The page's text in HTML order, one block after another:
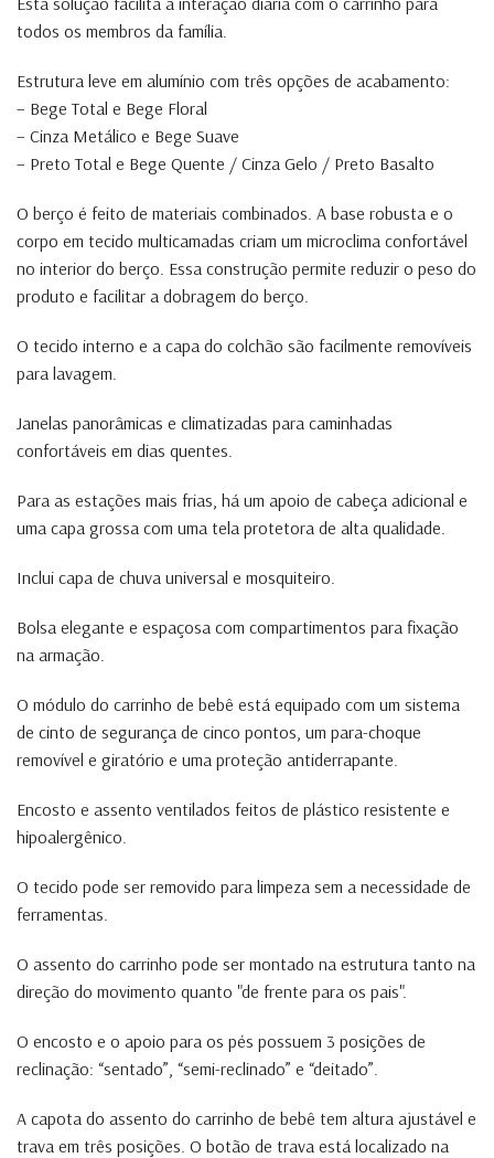
todos os membros da família.
Estrutura leve em alumínio com três opções de acabamento:
– Bege Total e Bege Floral
– Cinza Metálico e Bege Suave
– Preto Total e Bege Quente / Cinza Gelo / Preto Basalto
O berço é feito de materiais combinados. A base robusta e o
corpo em tecido multicamadas criam um microclima confortável
no interior do berço. Essa construção permite reduzir o peso do
produto e facilitar a dobragem do berço.
O tecido interno e a capa do colchão são facilmente removíveis
para lavagem.
Janelas panorâmicas e climatizadas para caminhadas
confortáveis ​​em dias quentes.
Para as estações mais frias, há um apoio de cabeça adicional e
uma capa grossa com uma tela protetora de alta qualidade.
Inclui capa de chuva universal e mosquiteiro.
Bolsa elegante e espaçosa com compartimentos para fixação
na armação.
O módulo do carrinho de bebê está equipado com um sistema
de cinto de segurança de cinco pontos, um para-choque
removível e giratório e uma proteção antiderrapante.
Encosto e assento ventilados feitos de plástico resistente e
hipoalergênico.
O tecido pode ser removido para limpeza sem a necessidade de
ferramentas.
O assento do carrinho pode ser montado na estrutura tanto na
direção do movimento quanto "de frente para os pais".
O encosto e o apoio para os pés possuem 3 posições de
reclinação: “sentado”, “semi-reclinado” e “deitado”.
A capota do assento do carrinho de bebê tem altura ajustável e
trava em três posições. O botão de trava está localizado na